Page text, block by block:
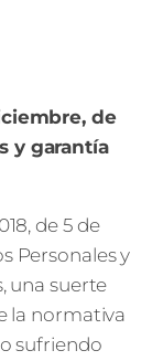
de
y garantía
de 5 de
Personales y
una suerte
la normativa
sufriendo